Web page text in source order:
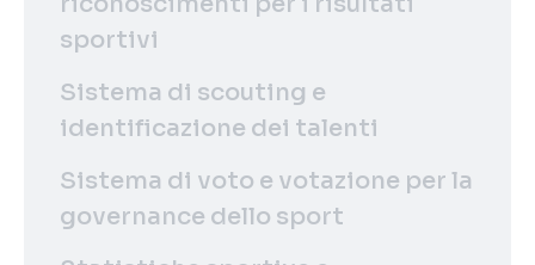
sportivi
Sistema di scouting e
identificazione dei talenti
Sistema di voto e votazione per la
governance dello sport